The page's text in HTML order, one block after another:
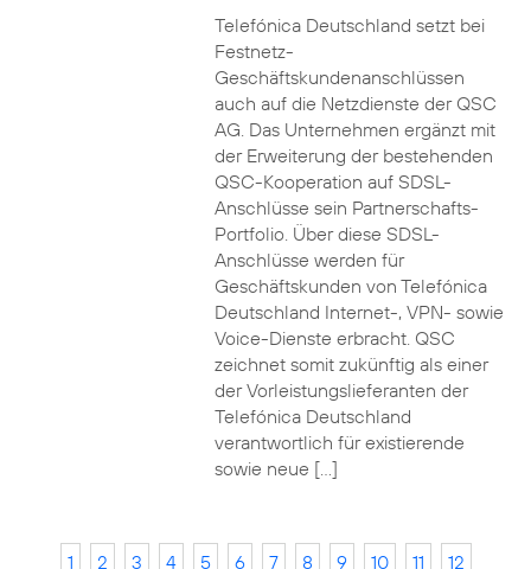
Telefónica Deutschland setzt bei
Festnetz-
Geschäftskundenanschlüssen
auch auf die Netzdienste der QSC
AG. Das Unternehmen ergänzt mit
der Erweiterung der bestehenden
QSC-Kooperation auf SDSL-
Anschlüsse sein Partnerschafts-
Portfolio. Über diese SDSL-
Anschlüsse werden für
Geschäftskunden von Telefónica
Deutschland Internet-, VPN- sowie
Voice-Dienste erbracht. QSC
zeichnet somit zukünftig als einer
der Vorleistungslieferanten der
Telefónica Deutschland
verantwortlich für existierende
sowie neue […]
1 2 3 4 5 6 7 8 9 10 11
12